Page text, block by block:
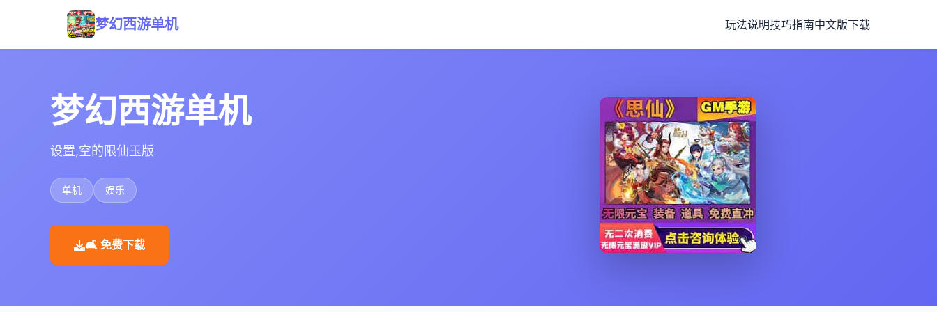
梦幻西游单机 玩法说明技巧指南中文版下载
梦幻西游单机
设置,空的限仙玉版
单机 娱乐
🛋️ 免费下载